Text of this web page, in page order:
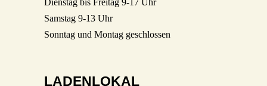
Samstag 9-13 Uhr
Sonntag und Montag geschlossen
LADENLOKAL